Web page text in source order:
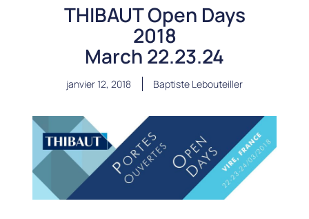
THIBAUT Open Days
2018
March 22.23.24
janvier 12, 2018 Baptiste Lebouteiller